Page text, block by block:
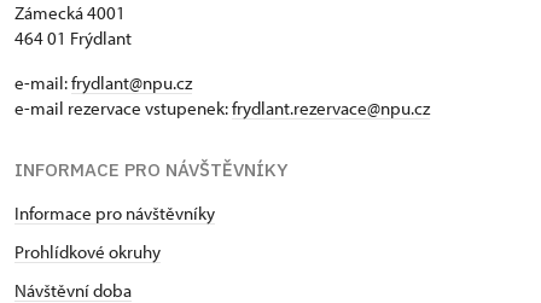
Zámecká 4001
464 01 Frýdlant
e-mail:frydlant@npu.cz
e-mail rezervace vstupenek:frydlant.rezervace@npu.cz
INFORMACE PRO NÁVŠTĚVNÍKY
Informace pro návštěvníky
Prohlídkové okruhy
Návštěvní doba